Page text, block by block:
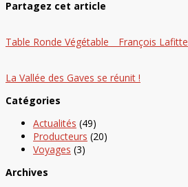
Partagez cet article
Table Ronde Végétable _ François Lafitte
La Vallée des Gaves se réunit !
Catégories
Actualités (49)
Producteurs (20)
Voyages (3)
Archives